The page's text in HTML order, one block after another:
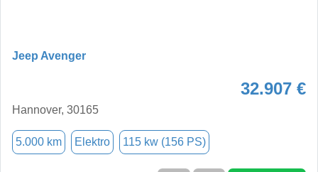
Jeep Avenger
32.907 €
Hannover, 30165
5.000 km Elektro 115 kw (156 PS)